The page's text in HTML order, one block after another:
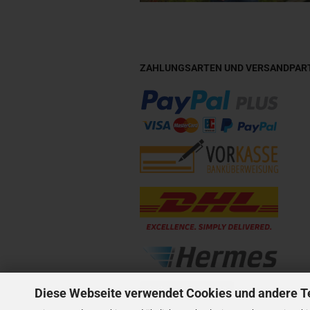
Diese Webseite verwendet Cookies und andere
ZAHLUNGSARTEN UND
Vertrag widerrufen